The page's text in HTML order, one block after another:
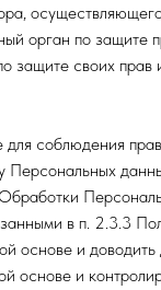
орган по защите
своих прав
соблюдения
Персональных
в п. 2.3.3
основе и
основе и